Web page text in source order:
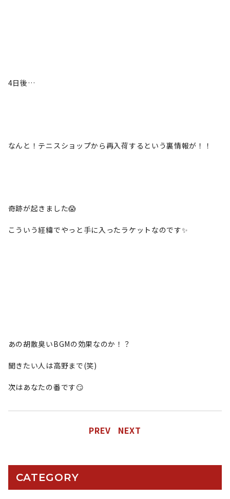
4日後…
なんと！テニスショップから再入荷するという裏情報が！！
奇跡が起きました😱
こういう経緯でやっと手に入ったラケットなのです✨
あの胡散臭いBGMの効果なのか！？
聞きたい人は高野まで(笑)
次はあなたの番です😏
PREV NEXT
CATEGORY